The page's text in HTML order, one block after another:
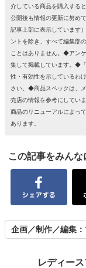
介している商品を購入する
公開後も情報の更新に努め
記事上部に表示しています
ントを除き、すべて編集部
ことはありません。◆アン
集して掲載しています。◆
性・有効性を示しているわ
さい。◆商品スペックは、
売店の情報を参考にしてい
商品のリニューアルによっ
あります。
この記事をみんな
企画／制作／編集
レディー